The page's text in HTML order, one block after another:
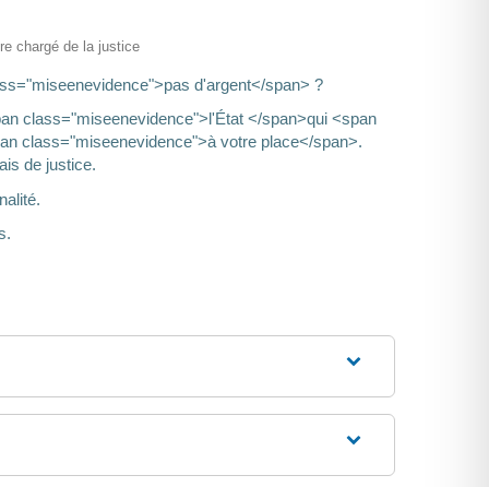
chargé de la justice
d'argent</span> ?
class="miseenevidence">l'État </span>qui <span
class="miseenevidence">à votre place</span>.
de justice.